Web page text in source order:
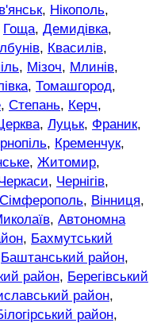
, Нікополь,
Гоща, Демидівка,
, Квасилів,
, Мізоч, Млинів,
, Томашгород,
, Степань, Керч,
, Луцьк, Франик,
, Кременчук,
, Житомир,
, Чернігів,
Сімферополь, Вінниця,
, Автономна
, Бахмутський
Баштанський район,
район, Берегівський
район,
район,